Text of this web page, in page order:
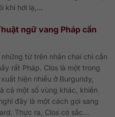
khi hơi lạ,...
ngữ vang Pháp cần
từ trên nhãn chai chỉ cần
rất Pháp. Clos là một trong
hiện nhiều ở Burgundy,
cả một số vùng khác, khiến
đây là một cách gọi sang
Thực ra, Clos có sắc...